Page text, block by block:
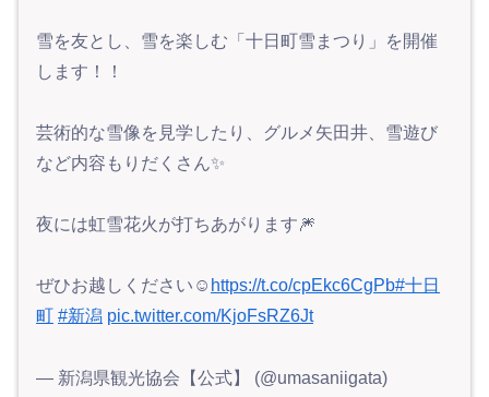
雪を友とし、雪を楽しむ「十日町雪まつり」を開催
します！！
芸術的な雪像を見学したり、グルメ矢田井、雪遊び
など内容もりだくさん✨
夜には虹雪花火が打ちあがります🎆
ぜひお越しください☺️ https://t.co/cpEkc6CgPb#十日
町 #新潟 pic.twitter.com/KjoFsRZ6Jt
— 新潟県観光協会【公式】 (@umasaniigata)